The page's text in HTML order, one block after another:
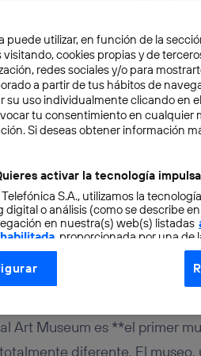
3 min
de
Art Museum es **el primer
diferente. El
puede utilizar, en función de la
visitando, cookies propias y de
redes sociales y/o para
a partir de tus hábitos de
su uso individualmente clicando en
tu consentimiento en cualquier
Si deseas obtener información
activar la tecnología
S.A., utilizamos la
digital o análisis (como se describe
en nuestra(s) web(s) listadas
, proporcionada por una
consentimiento en cada página
Utiq está diseñada con la
tu dirección IP y otra información de
a la conexión que utilizas (p. ej.,